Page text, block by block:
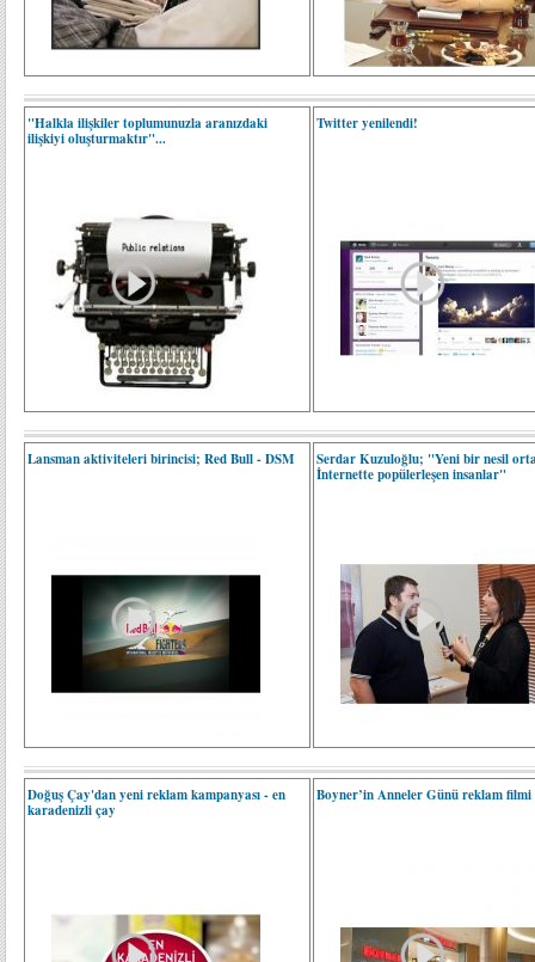
"Halkla ilişkiler toplumunuzla aranızdaki
ilişkiyi oluşturmaktır"...
Twitter yenilendi!
Lansman aktiviteleri birincisi; Red Bull - DSM
Serdar Kuzuloğlu; "Yeni bir nesil
İnternette popülerleşen insanlar"
Doğuş Çay'dan yeni reklam kampanyası - en
karadenizli çay
Boyner’in Anneler Günü reklam filmi